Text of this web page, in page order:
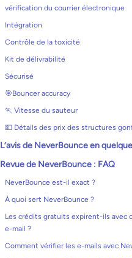
vérification du courrier électronique
Intégration
Contrôle de la toxicité
Kit de délivrabilité
Sécurisé
🎯Bouncer accuracy
🏃 Vitesse du sauteur
💵 Détails des prix des structures
L’avis de NeverBounce en
Revue de NeverBounce : FAQ
NeverBounce est-il exact ?
À quoi sert NeverBounce ?
Les crédits gratuits expirent-ils avec
e-mail ?
Comment vérifier les e-mails avec